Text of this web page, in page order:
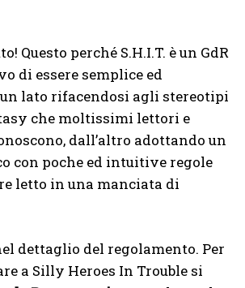
Questo perché S.H.I.T. è un GdR
di essere semplice ed
lato rifacendosi agli stereotipi
che moltissimi lettori e
dall’altro adottando un
con poche ed intuitive regole
letto in una manciata di
dettaglio del regolamento. Per
a Silly Heroes In Trouble si